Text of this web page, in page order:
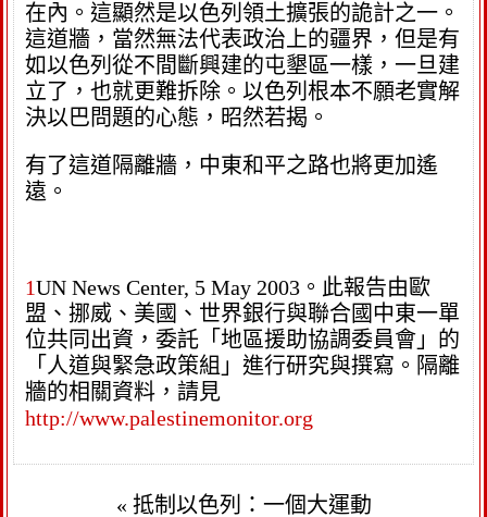
在內。這顯然是以色列領土擴張的詭計之一。
這道牆，當然無法代表政治上的疆界，但是有
如以色列從不間斷興建的屯墾區一樣，一旦建
立了，也就更難拆除。以色列根本不願老實解
決以巴問題的心態，昭然若揭。
有了這道隔離牆，中東和平之路也將更加遙
遠。
1UN News Center, 5 May 2003。此報告由歐
盟、挪威、美國、世界銀行與聯合國中東一單
位共同出資，委託「地區援助協調委員會」的
「人道與緊急政策組」進行研究與撰寫。隔離
牆的相關資料，請見
http://www.palestinemonitor.org
« 抵制以色列：一個大運動